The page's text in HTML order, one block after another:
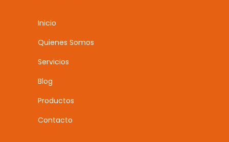
Inicio
Quienes Somos
Servicios
Blog
Productos
Contacto